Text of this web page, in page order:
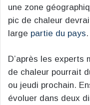
une zone
pic de chaleur
large partie du pays.
D’après les
de chaleur pourrait
ou jeudi prochain.
évoluer dans deux